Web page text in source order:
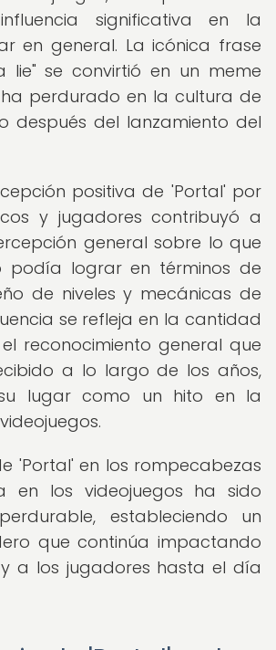
significativa en la
en general. La icónica frase
lie" se convirtió en un meme
perdurado en la cultura de
después del lanzamiento del
positiva de 'Portal' por
y jugadores contribuyó a
general sobre lo que
podía lograr en términos de
de niveles y mecánicas de
se refleja en la cantidad
reconocimiento general que
a lo largo de los años,
lugar como un hito en la
'Portal' en los rompecabezas
en los videojuegos ha sido
estableciendo un
que continúa impactando
a los jugadores hasta el día